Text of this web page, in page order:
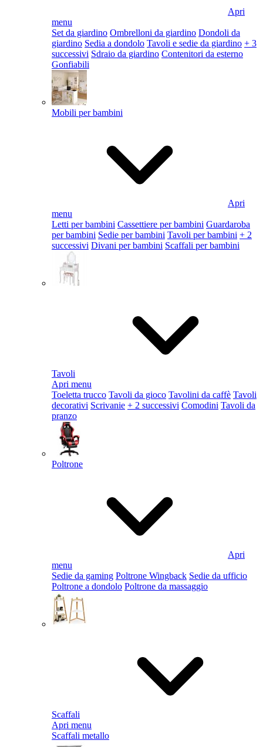
Apri
menu
Set da giardino Ombrelloni da giardino Dondoli da
giardino Sedia a dondolo Tavoli e sedie da giardino + 3
successivi Sdraio da giardino Contenitori da esterno
Gonfiabili
Mobili per bambini
Apri
menu
Letti per bambini Cassettiere per bambini Guardaroba
per bambini Sedie per bambini Tavoli per bambini + 2
successivi Divani per bambini Scaffali per bambini
Tavoli
Apri menu
Toeletta trucco Tavoli da gioco Tavolini da caffè Tavoli
decorativi Scrivanie + 2 successivi Comodini Tavoli da
pranzo
Poltrone
Apri
menu
Sedie da gaming Poltrone Wingback Sedie da ufficio
Poltrone a dondolo Poltrone da massaggio
Scaffali
Apri menu
Scaffali metallo